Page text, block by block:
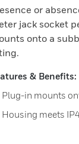
or
jack socket
onto a
& Benefits:
Plug-in mounts
Housing meets